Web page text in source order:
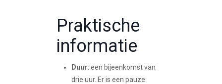
Praktische
informatie
Duur: een bijeenkomst van
drie uur. Er is een pauze.